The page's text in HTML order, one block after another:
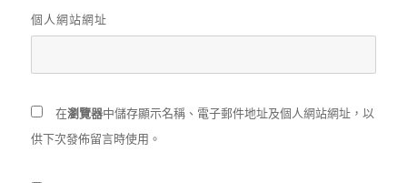
個人網站網址
在瀏覽器中儲存顯示名稱、電子郵件地址及個人網站網址，以
供下次發佈留言時使用。